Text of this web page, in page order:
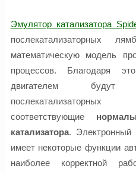
Эмулятор катализатора
послекатализаторных
математическую модель
процессов. Благодаря
двигателем будут
соответствующие
катализатора. Электронный
имеет некоторые функции
наиболее корректной